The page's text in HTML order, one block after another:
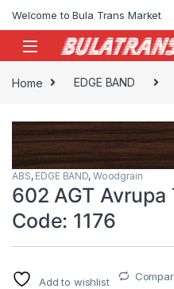
Welcome to Bula Trans Market
Home EDGE BAND
ABS, EDGE BAND, Woodgrain
602 AGT Avrupa
Code: 1176
Add to wishlist